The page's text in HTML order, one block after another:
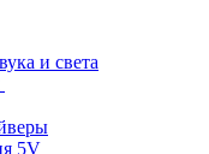
и света
5V